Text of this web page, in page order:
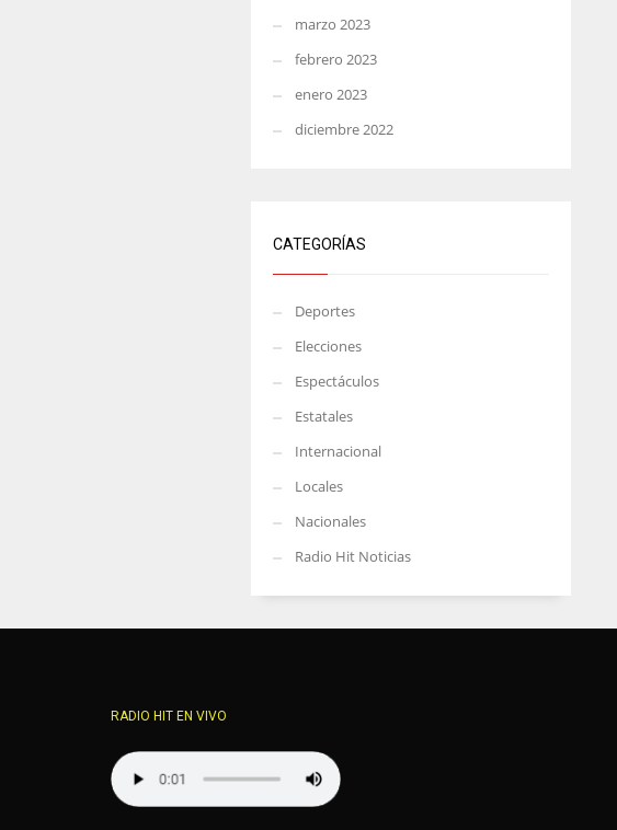
marzo 2023
febrero 2023
enero 2023
diciembre 2022
CATEGORÍAS
Deportes
Elecciones
Espectáculos
Estatales
Internacional
Locales
Nacionales
Radio Hit Noticias
RADIO HIT EN VIVO